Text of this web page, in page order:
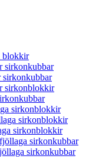
blokkir
sirkonkubbar
sirkonkubbar
sirkonblokkir
sirkonblokkir
sirkonblokkir
sirkonblokkir
sirkonkubbar
sirkonkubbar